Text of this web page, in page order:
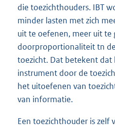
die toezichthouders. IBT
minder lasten met zich
uit te oefenen, meer uit te
doorproportionaliteit tn
toezicht. Dat betekent
instrument door de
het uitoefenen van
van informatie.
Een toezichthouder is